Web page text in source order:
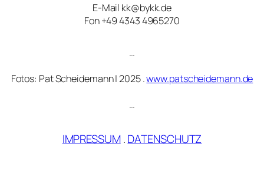
E-Mail kk@bykk.de
Fon +49 4343 4965270
…
Fotos: Pat Scheidemann | 2025 .www.patscheidemann.de
…
IMPRESSUM.DATENSCHUTZ